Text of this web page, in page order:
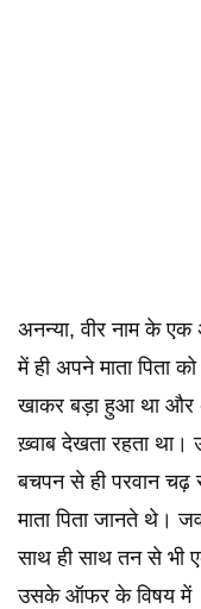
अनन्या, वीर नाम के
में ही अपने माता पिता
खाकर बड़ा हुआ था और
ख़्वाब देखता रहता था।
बचपन से ही परवान चढ़
माता पिता जानते थे।
साथ ही साथ तन से भी
उसके ऑफर के विषय में